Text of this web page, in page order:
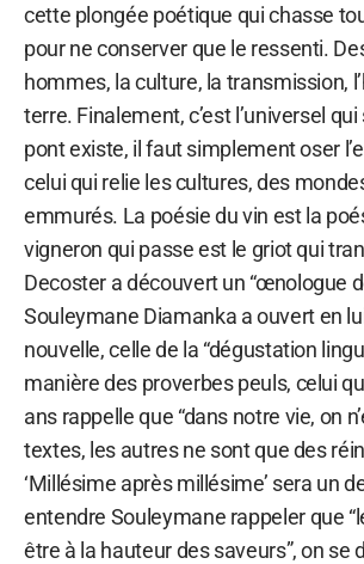
cette plongée poétique qui chasse
pour ne conserver que le ressenti.
hommes, la culture, la transmission,
terre. Finalement, c’est l’universel
pont existe, il faut simplement oser
celui qui relie les cultures, des
emmurés. La poésie du vin est la
vigneron qui passe est le griot qui
Decoster a découvert un “œnologue
Souleymane Diamanka a ouvert en
nouvelle, celle de la “dégustation
manière des proverbes peuls, celui
ans rappelle que “dans notre vie, on
textes, les autres ne sont que des
‘Millésime après millésime’ sera un
entendre Souleymane rappeler que
être à la hauteur des saveurs”, on se